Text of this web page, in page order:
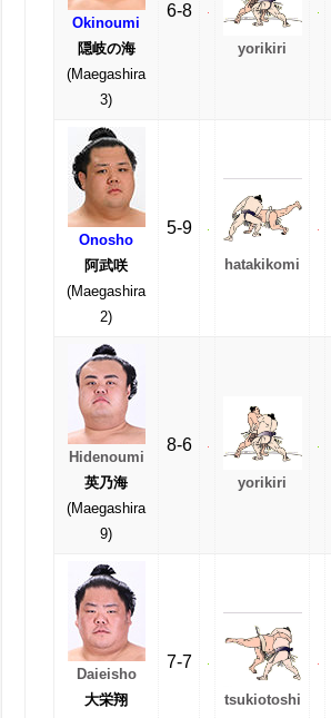
Okinoumi
隠岐の海
(Maegashira
3)
6-8
yorikiri
Onosho
阿武咲
(Maegashira
2)
5-9
hatakikomi
Hidenoumi
英乃海
(Maegashira
9)
8-6
yorikiri
Daieisho
大栄翔
7-7
tsukiotoshi